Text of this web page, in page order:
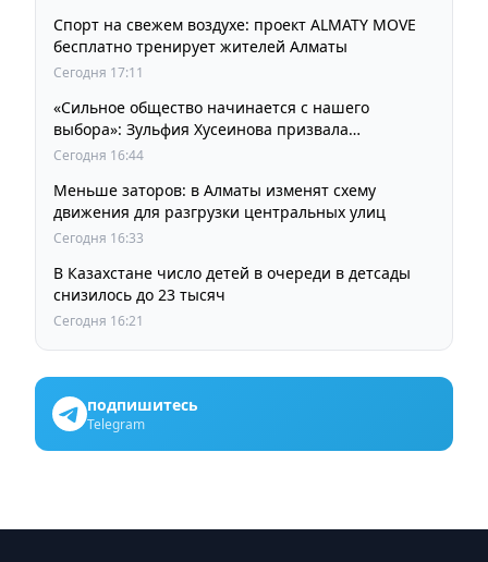
Спорт на свежем воздухе: проект ALMATY MOVE
бесплатно тренирует жителей Алматы
Сегодня 17:11
«Сильное общество начинается с нашего
выбора»: Зульфия Хусеинова призвала
казахстанцев принять участие в выборах
Сегодня 16:44
Меньше заторов: в Алматы изменят схему
движения для разгрузки центральных улиц
Сегодня 16:33
В Казахстане число детей в очереди в детсады
снизилось до 23 тысяч
Сегодня 16:21
подпишитесь
Telegram